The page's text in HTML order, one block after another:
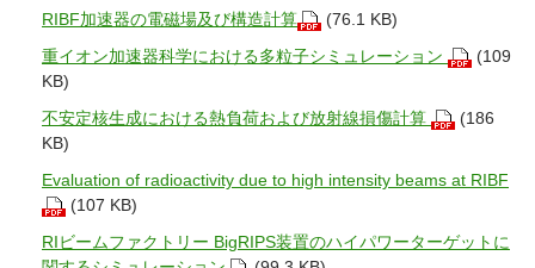
RIBF加速器の電磁場及び構造計算
(76.1 KB)
重イオン加速器科学における多粒子シミュレーション
(109
KB)
不安定核生成における熱負荷および放射線損傷計算
(186
KB)
Evaluation of radioactivity due to high intensity beams at RIBF
(107 KB)
RIビームファクトリー BigRIPS装置のハイパワーターゲットに